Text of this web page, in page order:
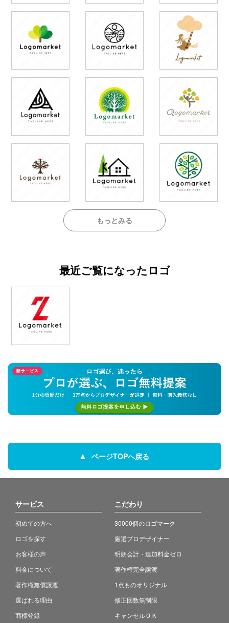
もっとみる
最近ご覧になったロゴ
ページTOPへ戻る
サービス
初めての方へ
ロゴを探す
お客様の声
料金について
著作権無償譲渡
選ばれる理由
商標登録
こだわり
30000個のロゴマーク
厳選プロデザイナー
明朗会計・追加料金ゼロ
著作権完全譲渡
1点ものオリジナル
修正回数無制限
キャンセルＯＫ